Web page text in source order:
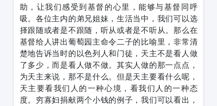
助，让我们感受到基督的心里，能够与基督同呼
吸。各位主内的弟兄姐妹，生活当中，我们可以选
择跟随或者是不跟随，听从或者是不听从。那么在
基督给人讲出葡萄园主命令二子的比喻里，非常清
楚地告诉当时的以色列人和门徒，天主不是看人做
了多少，而是看人做不做。其实人做的那一点点，
为天主来说，那不是什么。但是天主要看什么呢，
天主要看我们人的一种心境，看我们人的一种态
度。穷寡妇捐献两个小钱的例子，我们可以看出，